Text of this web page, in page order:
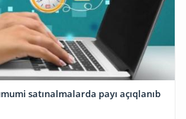
satınalmalarda payı açıqlanıb